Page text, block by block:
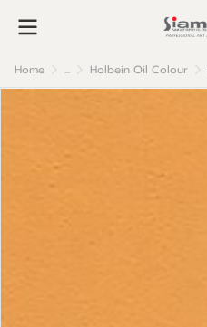
Home ... Holbein Oil Colour